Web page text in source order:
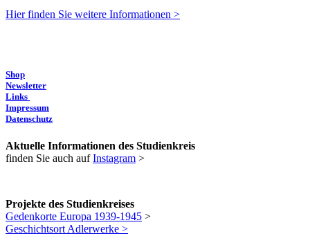
Hier finden Sie weitere Informationen >
Shop
Newsletter
Links
Impressum
Datenschutz
Aktuelle Informationen des Studienkreis
finden Sie auch aufInstagram >
Projekte des Studienkreises
Gedenkorte Europa 1939-1945 >
Geschichtsort Adlerwerke >